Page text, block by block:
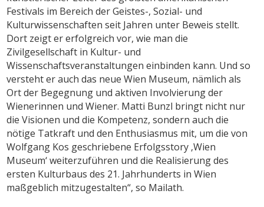
Festivals im Bereich der Geistes-, Sozial- und
Kulturwissenschaften seit Jahren unter Beweis stellt.
Dort zeigt er erfolgreich vor, wie man die
Zivilgesellschaft in Kultur- und
Wissenschaftsveranstaltungen einbinden kann. Und so
versteht er auch das neue Wien Museum, nämlich als
Ort der Begegnung und aktiven Involvierung der
Wienerinnen und Wiener. Matti Bunzl bringt nicht nur
die Visionen und die Kompetenz, sondern auch die
nötige Tatkraft und den Enthusiasmus mit, um die von
Wolfgang Kos geschriebene Erfolgsstory ‚Wien
Museum‘ weiterzuführen und die Realisierung des
ersten Kulturbaus des 21. Jahrhunderts in Wien
maßgeblich mitzugestalten“, so Mailath.